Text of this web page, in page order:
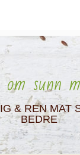
om sunn
& REN MAT
BEDRE